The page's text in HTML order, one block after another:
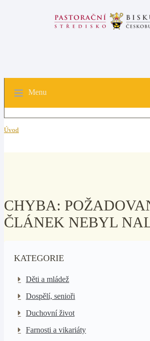
Menu
Úvod
CHYBA:
ČLÁNEK NEBYL
KATEGORIE
Děti a mládež
Dospělí, senioři
Duchovní život
Farnosti a vikariáty